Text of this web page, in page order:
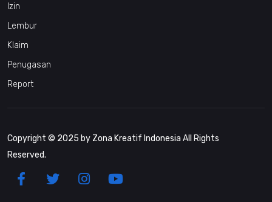
Izin
Lembur
Klaim
Penugasan
Report
Copyright © 2025 by Zona Kreatif Indonesia All Rights
Reserved.